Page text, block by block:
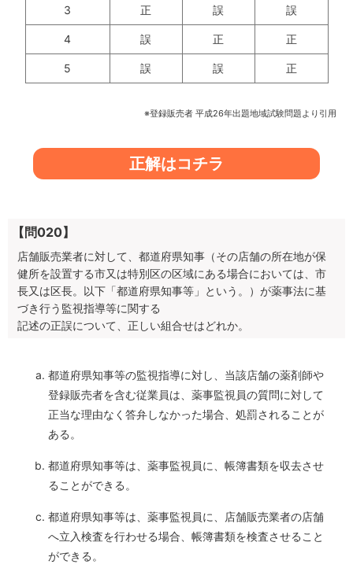
3 正 誤 誤
4 誤 正 正
5 誤 誤 正
※登録販売者 平成26年出題地域試験問題より引用
正解はコチラ
【問020】
店舗販売業者に対して、都道府県知事（その店舗の所在地が保
健所を設置する市又は特別区の区域にある場合においては、市
長又は区長。以下「都道府県知事等」という。）が薬事法に基
づき行う監視指導等に関する
記述の正誤について、正しい組合せはどれか。
都道府県知事等の監視指導に対し、当該店舗の薬剤師や
登録販売者を含む従業員は、薬事監視員の質問に対して
正当な理由なく答弁しなかった場合、処罰されることが
ある。
都道府県知事等は、薬事監視員に、帳簿書類を収去させ
ることができる。
都道府県知事等は、薬事監視員に、店舗販売業者の店舗
へ立入検査を行わせる場合、帳簿書類を検査させること
ができる。